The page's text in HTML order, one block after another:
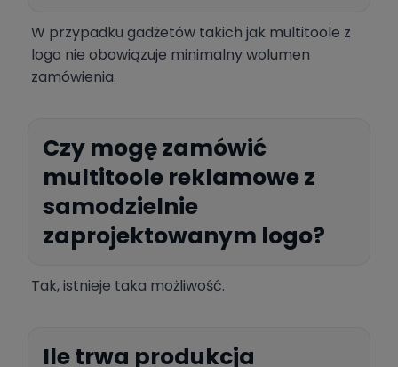
W przypadku gadżetów takich jak multitoole z
logo nie obowiązuje minimalny wolumen
zamówienia.
Czy mogę zamówić
multitoole reklamowe z
samodzielnie
zaprojektowanym logo?
Tak, istnieje taka możliwość.
Ile trwa produkcja